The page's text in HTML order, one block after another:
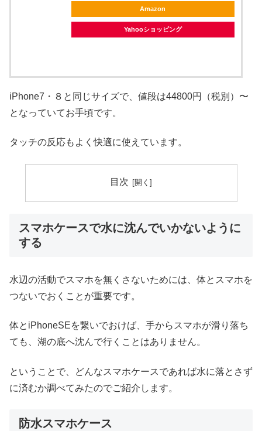
Amazon
Yahooショッピング
iPhone7・８と同じサイズで、値段は44800円（税別）〜
となっていてお手頃です。
タッチの反応もよく快適に使えています。
目次
スマホケースで水に沈んでいかないように
する
水辺の活動でスマホを無くさないためには、体とスマホを
つないでおくことが重要です。
体とiPhoneSEを繋いでおけば、手からスマホが滑り落ち
ても、湖の底へ沈んで行くことはありません。
ということで、どんなスマホケースであれば水に落とさず
に済むか調べてみたのでご紹介します。
防水スマホケース